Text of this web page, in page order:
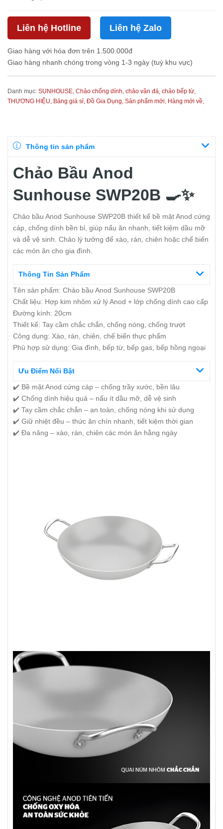
đình. Thông Tin ...
Liên hệ Hotline Liên hệ Zalo
Giao hàng với hóa đơn trên 1.500.000đ
Giao hàng nhanh chóng trong vòng 1-3 ngày (tuỳ khu vực)
Danh mục: SUNHOUSE, Chảo chống dính, chảo vân đá, chảo bếp từ,
THƯƠNG HIỆU, Bảng giá sỉ, Đồ Gia Dụng, Sản phẩm mới, Hàng mới về,
Thông tin sản phẩm
Chảo Bầu Anod
Sunhouse SWP20B 🍳✨
Chảo bầu Anod Sunhouse SWP20B thiết kế bề mặt Anod cứng
cáp, chống dính bền bỉ, giúp nấu ăn nhanh, tiết kiệm dầu mỡ
và dễ vệ sinh. Chảo lý tưởng để xào, rán, chiên hoặc chế biến
các món ăn cho gia đình.
Thông Tin Sản Phẩm
Tên sản phẩm: Chảo bầu Anod Sunhouse SWP20B
Chất liệu: Hợp kim nhôm xử lý Anod + lớp chống dính cao cấp
Đường kính: 20cm
Thiết kế: Tay cầm chắc chắn, chống nóng, chống trượt
Công dụng: Xào, rán, chiên, chế biến thực phẩm
Phù hợp sử dụng: Gia đình, bếp từ, bếp gas, bếp hồng ngoại
Ưu Điểm Nổi Bật
✔️ Bề mặt Anod cứng cáp – chống trầy xước, bền lâu
✔️ Chống dính hiệu quả – nấu ít dầu mỡ, dễ vệ sinh
✔️ Tay cầm chắc chắn – an toàn, chống nóng khi sử dụng
✔️ Giữ nhiệt đều – thức ăn chín nhanh, tiết kiệm thời gian
✔️ Đa năng – xào, rán, chiên các món ăn hằng ngày